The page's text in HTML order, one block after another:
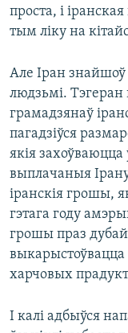
проста, і
тым ліку на
Але Іран
людзьмі. Тэгеран
грамадзянаў
пагадзіўся
якія захоўваюцца
выплачаныя
іранскія грошы,
гэтага году
грошы праз
харчовых
І калі адбыўся